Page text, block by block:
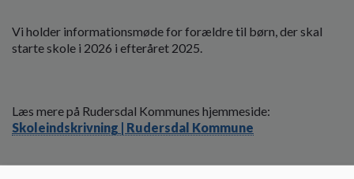
l
Vi holder informationsmøde for forældre til børn, der skal
starte skole i 2026 i efteråret 2025.
Læs mere på Rudersdal Kommunes hjemmeside:
Skoleindskrivning | Rudersdal Kommune